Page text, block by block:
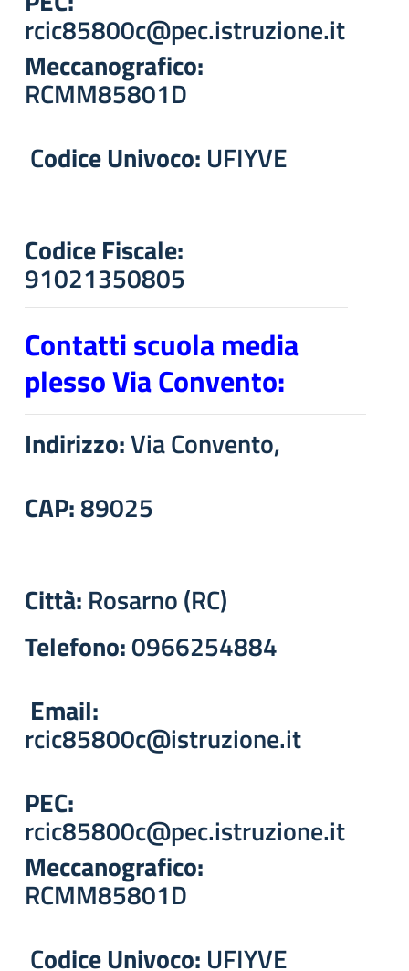
rcic85800c@pec.istruzione.it
Meccanografico:
RCMM85801D
Codice Univoco: UFIYVE
Codice Fiscale:
91021350805
Contatti scuola media
plesso Via Convento:
Indirizzo:Via Convento,
CAP:89025
Città: Rosarno (RC)
Telefono:0966254884
Email:
rcic85800c@istruzione.it
PEC:
rcic85800c@pec.istruzione.it
Meccanografico:
RCMM85801D
Codice Univoco: UFIYVE